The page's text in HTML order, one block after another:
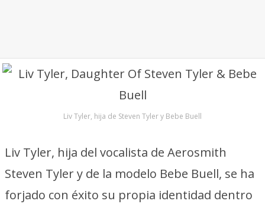
Liv Tyler, hija de Steven Tyler y Bebe Buell
Liv Tyler, hija del vocalista de Aerosmith
Steven Tyler y de la modelo Bebe Buell, se ha
forjado con éxito su propia identidad dentro